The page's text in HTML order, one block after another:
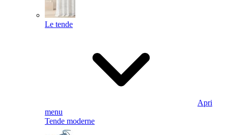
Le tende
Apri
menu
Tende moderne